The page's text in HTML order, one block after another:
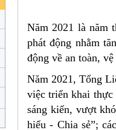
Năm 2021 là năm
phát động nhằm
động về an toàn,
Năm 2021, Tổng
việc triển khai
sáng kiến, vượt
hiểu - Chia sẻ”;